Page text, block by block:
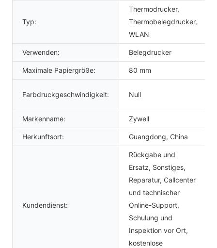
Typ:
Thermodrucker,
Thermobelegdrucker,
WLAN
Verwenden: Belegdrucker
Maximale Papiergröße: 80 mm
Farbdruckgeschwindigkeit: Null
Markenname: Zywell
Herkunftsort: Guangdong, China
Kundendienst:
Rückgabe und
Ersatz, Sonstiges,
Reparatur, Callcenter
und technischer
Online-Support,
Schulung und
Inspektion vor Ort,
kostenlose